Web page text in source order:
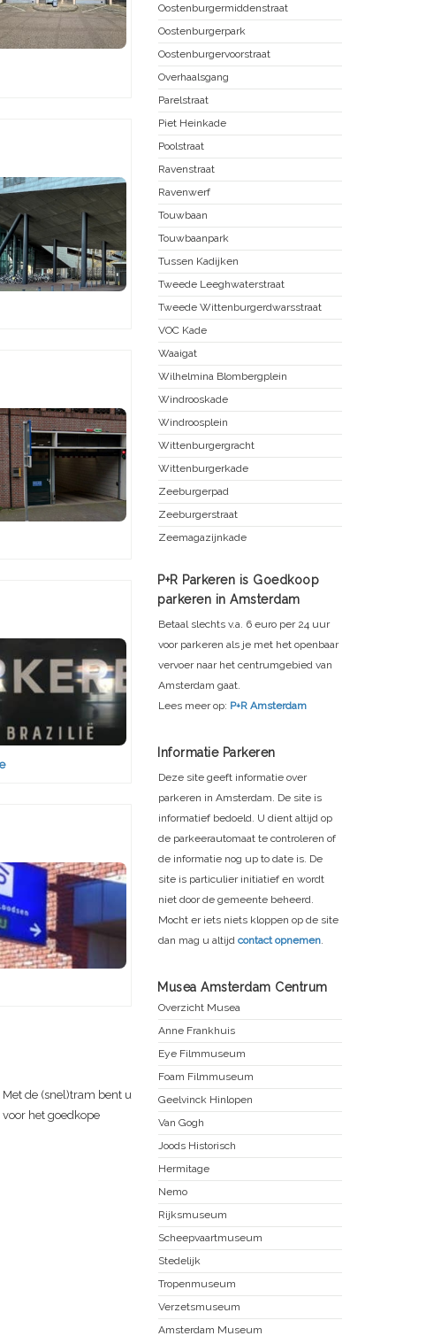
de (snel)tram bent u
het goedkope
Oostenburgermiddenstraat
Oostenburgerpark
Oostenburgervoorstraat
Overhaalsgang
Parelstraat
Piet Heinkade
Poolstraat
Ravenstraat
Ravenwerf
Touwbaan
Touwbaanpark
Tussen Kadijken
Tweede Leeghwaterstraat
Tweede Wittenburgerdwarsstraat
VOC Kade
Waaigat
Wilhelmina Blombergplein
Windrooskade
Windroosplein
Wittenburgergracht
Wittenburgerkade
Zeeburgerpad
Zeeburgerstraat
Zeemagazijnkade
P+R Parkeren is Goedkoop
parkeren in Amsterdam
Betaal slechts v.a. 6 euro per 24 uur
voor parkeren als je met het openbaar
vervoer naar het centrumgebied van
Amsterdam gaat.
Lees meer op: P+R Amsterdam
Informatie Parkeren
Deze site geeft informatie over
parkeren in Amsterdam. De site is
informatief bedoeld. U dient altijd op
de parkeerautomaat te controleren of
de informatie nog up to date is. De
site is particulier initiatief en wordt
niet door de gemeente beheerd.
Mocht er iets niets kloppen op de site
dan mag u altijd contact opnemen.
Musea Amsterdam Centrum
Overzicht Musea
Anne Frankhuis
Eye Filmmuseum
Foam Filmmuseum
Geelvinck Hinlopen
Van Gogh
Joods Historisch
Hermitage
Nemo
Rijksmuseum
Scheepvaartmuseum
Stedelijk
Tropenmuseum
Verzetsmuseum
Amsterdam Museum